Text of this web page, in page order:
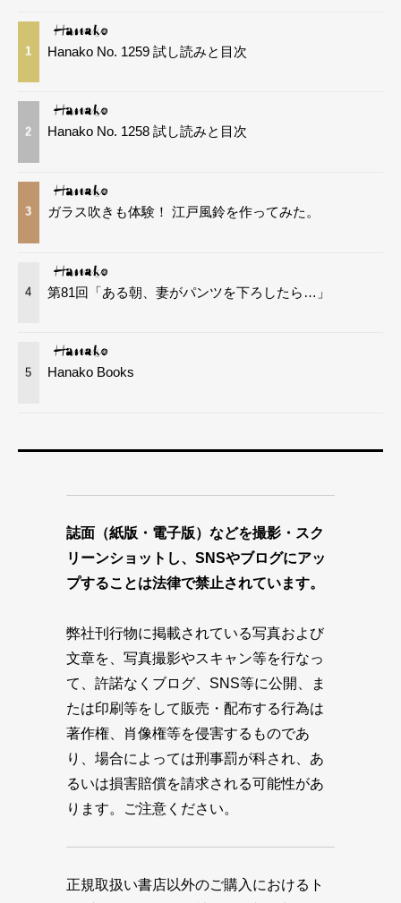
1 Hanako No. 1259 試し読みと目次
2 Hanako No. 1258 試し読みと目次
3 ガラス吹きも体験！ 江戸風鈴を作ってみた。
4 第81回「ある朝、妻がパンツを下ろしたら…」
5 Hanako Books
誌面（紙版・電子版）などを撮影・スク
リーンショットし、SNSやブログにアッ
プすることは法律で禁止されています。
弊社刊行物に掲載されている写真および
文章を、写真撮影やスキャン等を行なっ
て、許諾なくブログ、SNS等に公開、ま
たは印刷等をして販売・配布する行為は
著作権、肖像権等を侵害するものであ
り、場合によっては刑事罰が科され、あ
るいは損害賠償を請求される可能性があ
ります。ご注意ください。
正規取扱い書店以外のご購入におけるト